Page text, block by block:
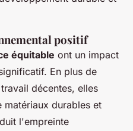
positif
équitable ont un impact
En plus de
décentes, elles
durables et
l'empreinte